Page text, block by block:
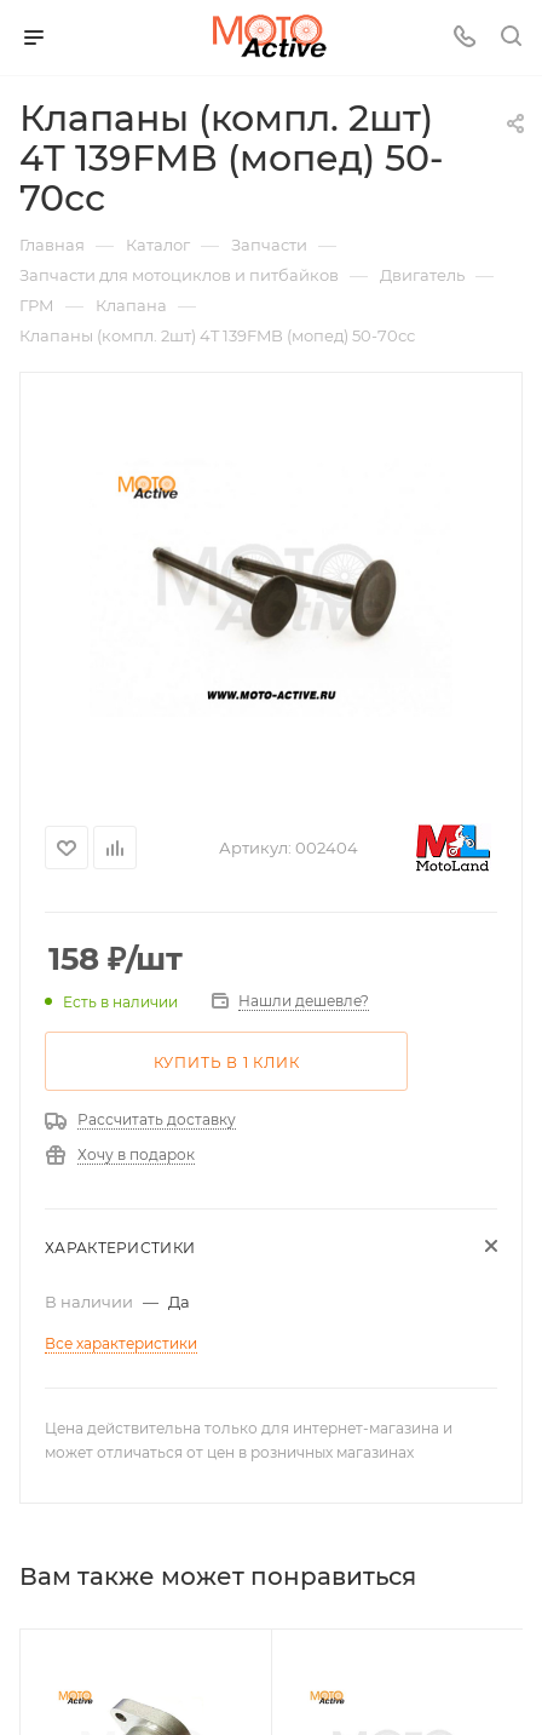
Клапаны (компл. 2шт)
4T 139FMB (мопед) 50-
70сс
Главная — Каталог — Запчасти —
Запчасти для мотоциклов и питбайков — Двигатель —
ГРМ — Клапана —
Клапаны (компл. 2шт) 4T 139FMB (мопед) 50-70сс
Артикул: 002404
158 ₽/шт
Есть в наличии Нашли дешевле?
КУПИТЬ В 1 КЛИК
Рассчитать доставку
Хочу в подарок
ХАРАКТЕРИСТИКИ
В наличии — Да
Все характеристики
Цена действительна только для интернет-магазина и
может отличаться от цен в розничных магазинах
Вам также может понравиться